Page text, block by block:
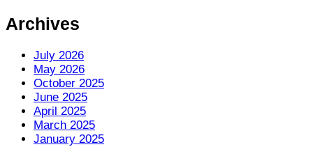
Archives
July 2026
May 2026
October 2025
June 2025
April 2025
March 2025
January 2025